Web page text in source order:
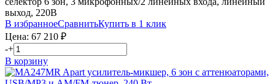
выход, 220В
В избранноеСравнитьКупить в 1 клик
Цена: 67 210 ₽
-+
В корзину